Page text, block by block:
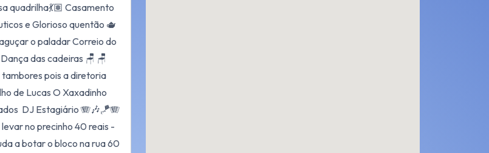
quadrilha💃🏽 Casamento
e Glorioso quentão 🫖
o paladar Correio do
das cadeiras 🪑 🪑
pois a diretoria
de Lucas O Xaxadinho
DJ Estagiário 🪗🎶🪁🪗
no precinho 40 reais -
a botar o bloco na rua 60